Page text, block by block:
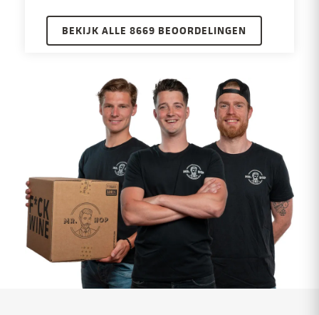
BEKIJK ALLE 8669 BEOORDELINGEN